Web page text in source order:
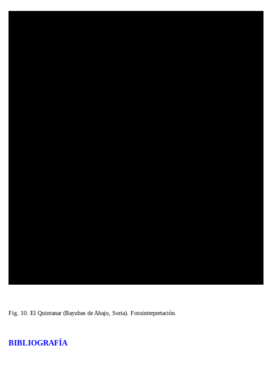
Fig. 10. El Quintanar (Bayubas de Abajo, Soria). Fotointerpretación.
BIBLIOGRAFÍA